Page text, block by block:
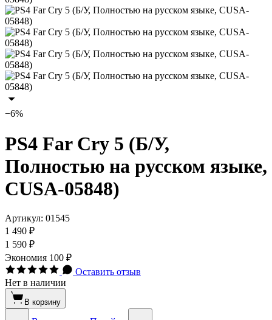
−6%
PS4 Far Cry 5 (Б/У,
Полностью на русском языке,
CUSA-05848)
Артикул: 01545
1 490 ₽
1 590 ₽
Экономия 100 ₽
Оставить отзыв
Нет в наличии
В корзину